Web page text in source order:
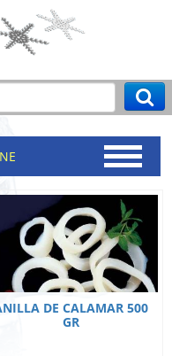
DE CALAMAR 500
GR